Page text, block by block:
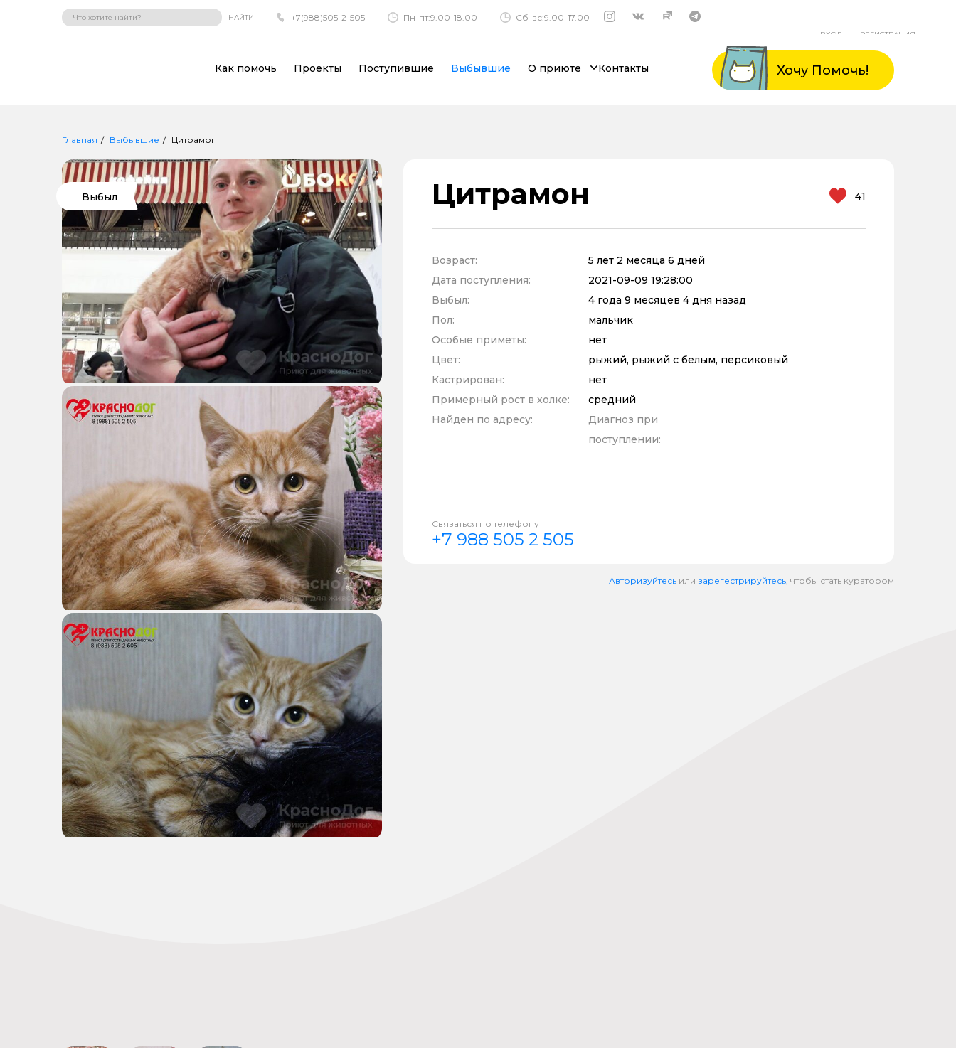
НАЙТИ +7(988)505-2-505 Пн-пт:9.00-18.00 Сб-вс:9.00-17.00
ВХОД РЕГИСТРАЦИЯ
Как помочь Проекты Поступившие Выбывшие О приюте Контакты Хочу Помочь!
Главная Выбывшие Цитрамон
Выбыл Цитрамон 41
Возраст:
5 лет 2 месяца 6 дней
Дата поступления:
2021-09-09 19:28:00
Выбыл:
4 года 9 месяцев 4 дня назад
Пол:
мальчик
Особые приметы:
нет
Цвет:
рыжий, рыжий с белым, персиковый
Кастрирован:
нет
Примерный рост в холке:
средний
Найден по адресу:
Диагноз при
поступлении:
Связаться по телефону
+7 988 505 2 505
Авторизуйтесь или зарегестрируйтесь, чтобы стать куратором